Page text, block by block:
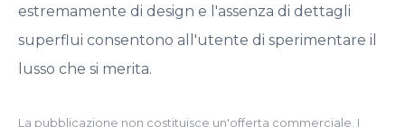
estremamente di design e l'assenza di dettagli
superflui consentono all'utente di sperimentare il
lusso che si merita.
La pubblicazione non costituisce un'offerta commerciale. I